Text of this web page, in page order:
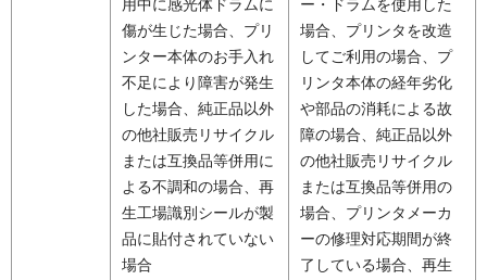
用中に感光体ドラムに
傷が生じた場合、プリ
ンター本体のお手入れ
不足により障害が発生
した場合、純正品以外
の他社販売リサイクル
または互換品等併用に
よる不調和の場合、再
生工場識別シールが製
品に貼付されていない
場合
ー・ドラムを使用した
場合、プリンタを改造
してご利用の場合、プ
リンタ本体の経年劣化
や部品の消耗による故
障の場合、純正品以外
の他社販売リサイクル
または互換品等併用の
場合、プリンタメーカ
ーの修理対応期間が終
了している場合、再生